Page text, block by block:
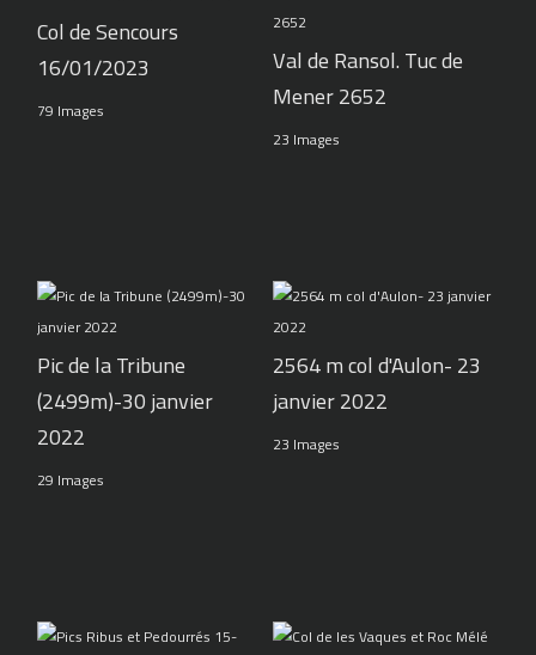
Col de Sencours
16/01/2023
79 Images
Val de Ransol. Tuc de
Mener 2652
23 Images
Pic de la Tribune
(2499m)-30 janvier
2022
29 Images
2564 m col d'Aulon- 23
janvier 2022
23 Images